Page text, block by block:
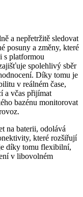
a nepřetržitě sledovat
posuny a změny, které
s platformou
spolehlivý sběr
Díky tomu je
v reálném čase,
a včas přijímat
bazénu monitorovat
na baterii, odolává
které rozšiřují
díky tomu flexibilní,
v libovolném